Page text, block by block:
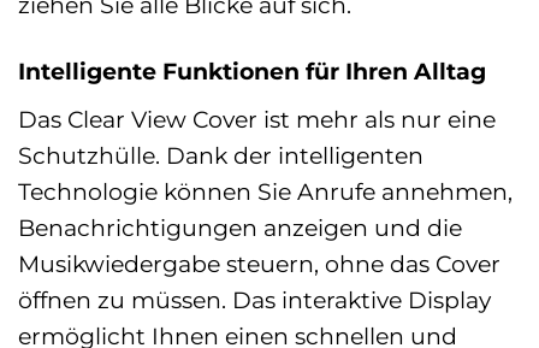
Intelligente Funktionen für Ihren Alltag
Das Clear View Cover ist mehr als nur eine
Schutzhülle. Dank der intelligenten
Technologie können Sie Anrufe annehmen,
Benachrichtigungen anzeigen und die
Musikwiedergabe steuern, ohne das Cover
öffnen zu müssen. Das interaktive Display
ermöglicht Ihnen einen schnellen und